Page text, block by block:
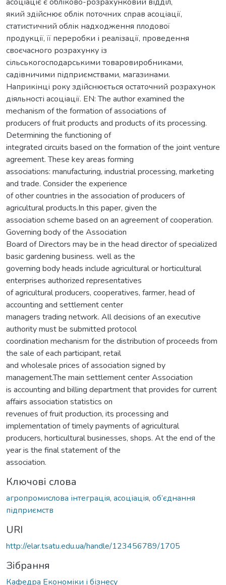
який здійснює облік поточних справ асоціації,
статистичний облік надходження плодової
продукції, її переробки і реалізації, проведення
своєчасного розрахунку із
сільськогосподарськими товаровиробниками,
садівничими підприємствами, магазинами.
Наприкінці року здійснюється остаточний розрахунок
діяльності асоціації. EN: The author examined the
mechanism of the formation of associations of
producers of fruit products and products of its processing.
Determining the functioning of
integrated circuits based on the formation of the joint venture
agreement. These key areas forming
associations: manufacturing, industrial processing, marketing
and trade. Consider the experience
of other countries in the association of producers of
agricultural products.In this paper, given the
association scheme based on an agreement of cooperation.
Governing body of the Association
Board of Directors may be in the head director of specialized
basic gardening business. well as the
governing body heads include agricultural or horticultural
enterprises authorized representatives
of agricultural producers, cooperatives, farmer, head of
accounting and settlement center
managers trading network. All decisions of an executive
authority must be submitted protocol
coordination mechanism for the distribution of proceeds from
the sale of each participant, retail
and wholesale prices of association signed by
management.The main settlement center Association
is accounting and billing department that provides for current
affairs association statistics on
revenues of fruit production, its processing and
implementation of timely payments of agricultural
producers, horticultural businesses, shops. At the end of the
year is the final statement of the
association.
Ключові слова
агропромислова інтеграція, асоціація, об’єднання
підприємств
URI
http://elar.tsatu.edu.ua/handle/123456789/1705
Зібрання
Кафедра Економіки і бізнесу